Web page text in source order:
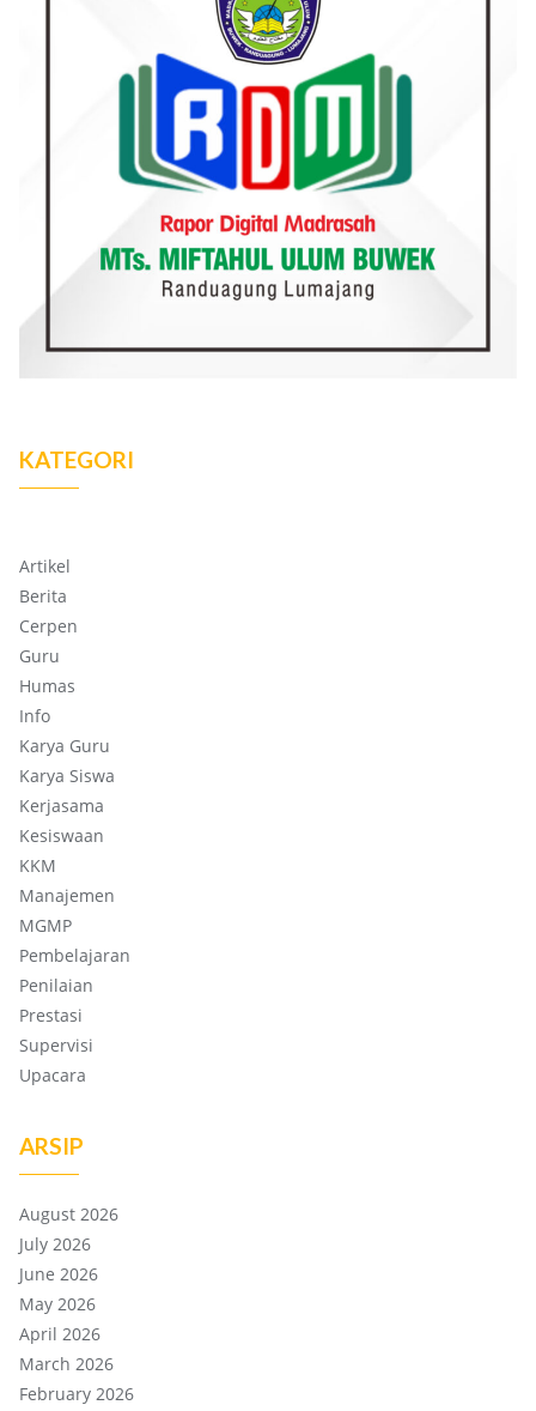
KATEGORI
Artikel
Berita
Cerpen
Guru
Humas
Info
Karya Guru
Karya Siswa
Kerjasama
Kesiswaan
KKM
Manajemen
MGMP
Pembelajaran
Penilaian
Prestasi
Supervisi
Upacara
ARSIP
August 2026
July 2026
June 2026
May 2026
April 2026
March 2026
February 2026